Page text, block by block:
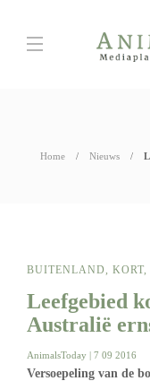
Home Nieuws
BUITENLAND, KORT,
Leefgebied
Australië
AnimalsToday | 7 09 2016
Versoepeling van de